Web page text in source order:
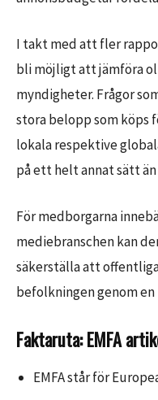
I takt med att fler
bli möjligt att jämföra
myndigheter. Frågor
stora belopp som köps
lokala respektive
på ett helt annat sätt
För medborgarna
mediebranschen kan
säkerställa att
befolkningen genom en
Faktaruta: EMFA
EMFA står för